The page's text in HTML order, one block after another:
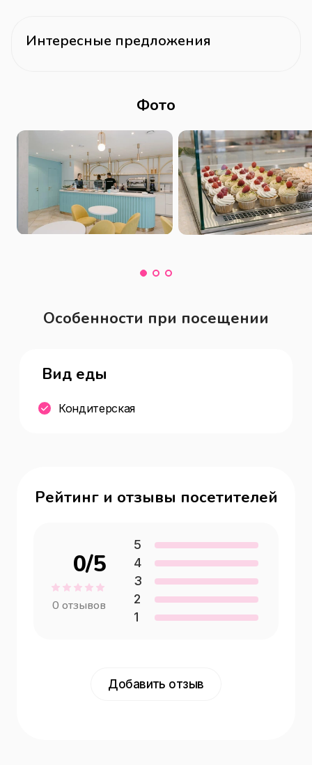
Интересные предложения
Фото
Особенности при посещении
Вид еды
Кондитерская
Рейтинг и отзывы посетителей
0/5
0 отзывов
5
4
3
2
1
Добавить отзыв